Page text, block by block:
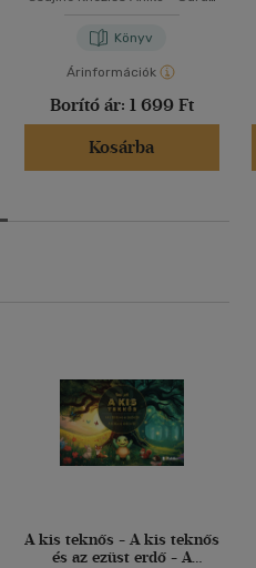
Könyv
Árinformációk
Borító ár: 1 699 Ft
Kosárba
A kis teknős - A kis teknős
és az ezüst erdő - A